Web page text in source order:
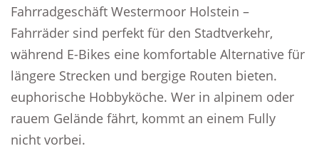
Fahrradgeschäft Westermoor Holstein –
Fahrräder sind perfekt für den Stadtverkehr,
während E-Bikes eine komfortable Alternative für
längere Strecken und bergige Routen bieten.
euphorische Hobbyköche. Wer in alpinem oder
rauem Gelände fährt, kommt an einem Fully
nicht vorbei.